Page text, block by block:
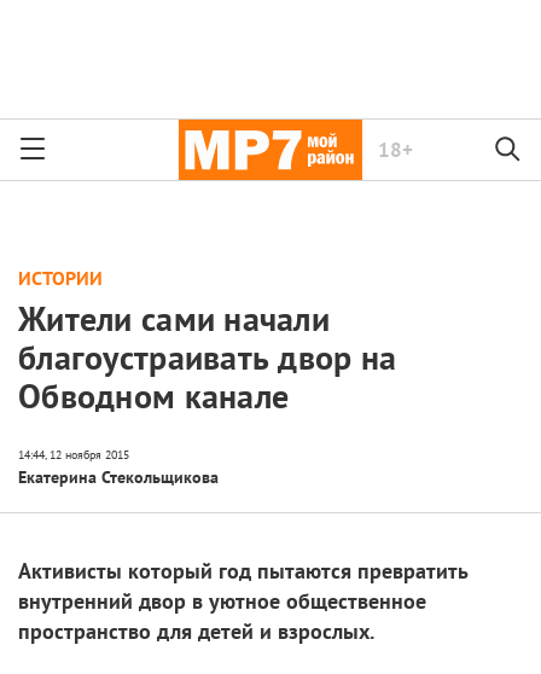
18+
ИСТОРИИ
Жители сами начали
благоустраивать двор на
Обводном канале
Екатерина Стекольщикова
Активисты который год пытаются превратить
внутренний двор в уютное общественное
пространство для детей и взрослых.